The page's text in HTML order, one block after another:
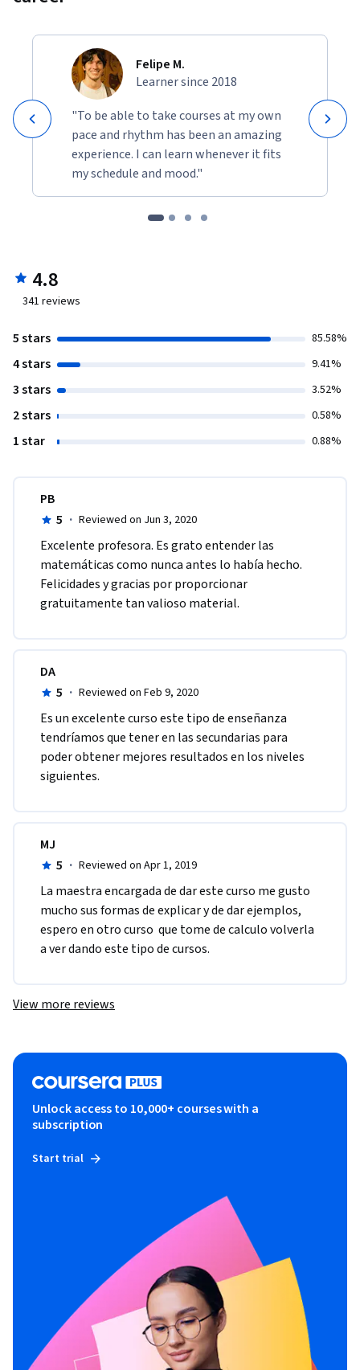
Felipe M.
Learner since 2018
"To be able to take courses at my own
pace and rhythm has been an amazing
experience. I can learn whenever it fits
my schedule and mood."
4.8
341 reviews
5 stars 85.58%
4 stars 9.41%
3 stars 3.52%
2 stars 0.58%
1 star 0.88%
PB
5 · Reviewed on Jun 3, 2020
Excelente profesora. Es grato entender las
matemáticas como nunca antes lo había hecho.
Felicidades y gracias por proporcionar
gratuitamente tan valioso material.
DA
5 · Reviewed on Feb 9, 2020
Es un excelente curso este tipo de enseñanza
tendríamos que tener en las secundarias para
poder obtener mejores resultados en los niveles
siguientes.
MJ
5 · Reviewed on Apr 1, 2019
La maestra encargada de dar este curso me gusto
mucho sus formas de explicar y de dar ejemplos,
espero en otro curso  que tome de calculo volverla
a ver dando este tipo de cursos.
View more reviews
Unlock access to 10,000+ courses with a
subscription
Start trial